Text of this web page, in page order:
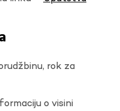
rok za
o visini